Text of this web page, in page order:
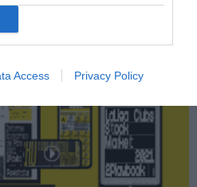
Access Privacy Policy